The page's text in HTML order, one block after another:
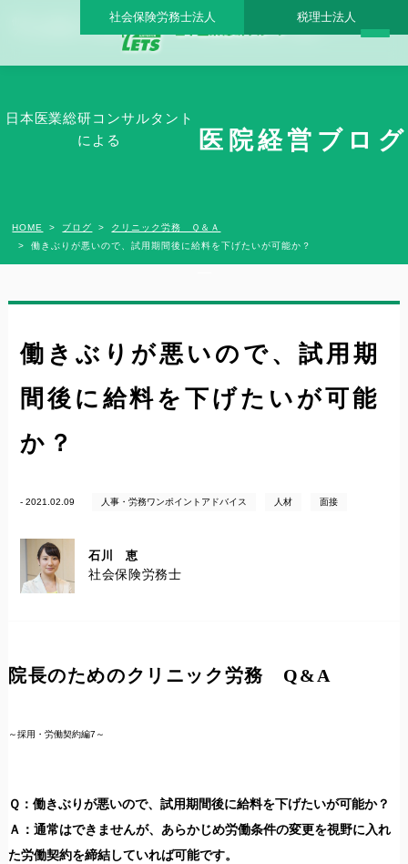
働きぶりが悪いので、試用期間後に給料を下げたいが可能か？ - 日本医業総研グルー
社会保険労務士法人 税理士法人
日本医業総研コンサルタント
による
医院経営ブログ
HOME ブログ
クリニック労務 Ｑ＆Ａ
働きぶりが悪いので、試用期間後に給料を下げたいが可能か？
働きぶりが悪いので、試用期
間後に給料を下げたいが可能
か？
- 2021.02.09 人事・労務ワンポイントアドバイス 人材 面接
石川 恵
社会保険労務士
院長のためのクリニック労務 Q&A
～採用・労働契約編7～
Ｑ： 働きぶりが悪いので、試用期間後に給料を下げたいが可能か？
Ａ：通常はできませんが、あらかじめ労働条件の変更を視野に入れ
た労働契約を締結していれば可能です。